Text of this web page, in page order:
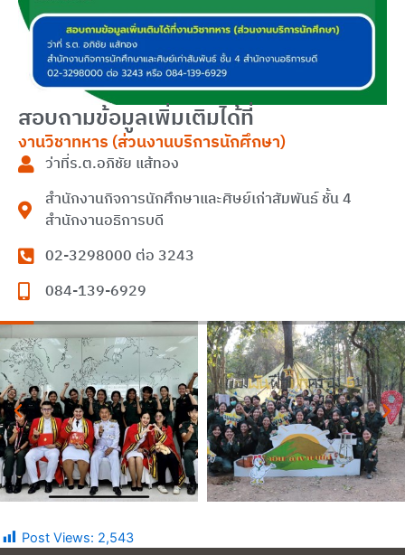
สอบถามข้อมูลเพิ่มเติมได้ที่
งานวิชาทหาร (ส่วนงานบริการนักศึกษา)
ว่าที่ร.ต.อภิชัย แส้ทอง
สำนักงานกิจการนักศึกษาและศิษย์เก่าสัมพันธ์ ชั้น 4
สำนักงานอธิการบดี
02-3298000 ต่อ 3243
084-139-6929
Post Views: 2,543